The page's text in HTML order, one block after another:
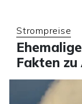
Strompreise
Fakten